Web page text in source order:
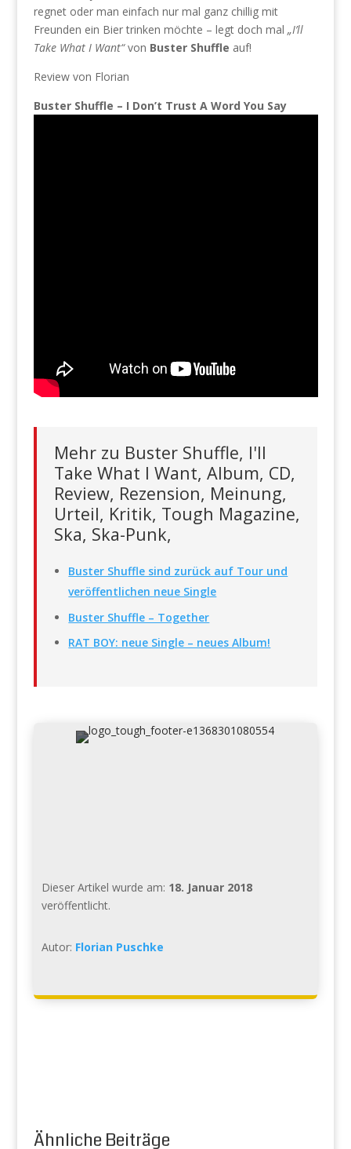
regnet oder man einfach nur mal ganz chillig mit
Freunden ein Bier trinken möchte – legt doch mal „I’ll
Take What I Want“von Buster Shuffle auf!
Review von Florian
Buster Shuffle – I Don’t Trust A Word You Say
Mehr zu Buster Shuffle, I'll
Take What I Want, Album, CD,
Review, Rezension, Meinung,
Urteil, Kritik, Tough Magazine,
Ska, Ska-Punk,
Buster Shuffle sind zurück auf Tour und
veröffentlichen neue Single
Buster Shuffle – Together
RAT BOY: neue Single – neues Album!
Dieser Artikel wurde am: 18. Januar 2018
veröffentlicht.
Autor: Florian Puschke
Ähnliche Beiträge